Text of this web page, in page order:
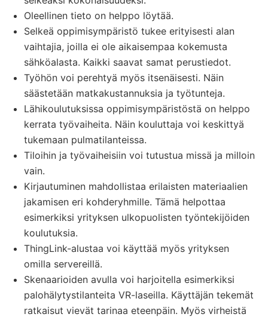
Oleellinen tieto on helppo löytää.
Selkeä oppimisympäristö tukee erityisesti alan
vaihtajia, joilla ei ole aikaisempaa kokemusta
sähköalasta. Kaikki saavat samat perustiedot.
Työhön voi perehtyä myös itsenäisesti. Näin
säästetään matkakustannuksia ja työtunteja.
Lähikoulutuksissa oppimisympäristöstä on helppo
kerrata työvaiheita. Näin kouluttaja voi keskittyä
tukemaan pulmatilanteissa.
Tiloihin ja työvaiheisiin voi tutustua missä ja milloin
vain.
Kirjautuminen mahdollistaa erilaisten materiaalien
jakamisen eri kohderyhmille. Tämä helpottaa
esimerkiksi yrityksen ulkopuolisten työntekijöiden
koulutuksia.
ThingLink-alustaa voi käyttää myös yrityksen
omilla servereillä.
Skenaarioiden avulla voi harjoitella esimerkiksi
palohälytystilanteita VR-laseilla. Käyttäjän tekemät
ratkaisut vievät tarinaa eteenpäin. Myös virheistä